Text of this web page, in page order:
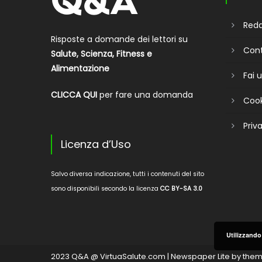
Risposte a domande dei lettori su
Salute, Scienza, Fitness e
Alimentazione
CLICCA QUI per fare una domanda
Licenza d’Uso
Salvo diversa indicazione, tutti i contenuti del sito
sono disponibili secondo la licenzaCC BY-SA 3.0
Fai
2023 Q&A @ VirtuaSalute.com | Newspaper Lite by